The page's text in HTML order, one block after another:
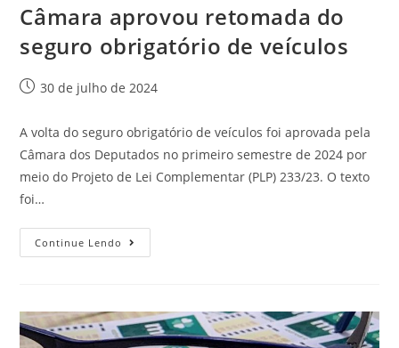
Câmara aprovou retomada do
seguro obrigatório de veículos
30 de julho de 2024
A volta do seguro obrigatório de veículos foi aprovada pela
Câmara dos Deputados no primeiro semestre de 2024 por
meio do Projeto de Lei Complementar (PLP) 233/23. O texto
foi…
Continue Lendo